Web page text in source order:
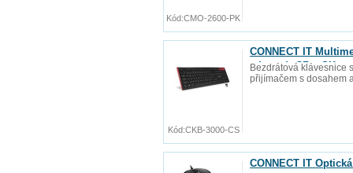
Kód:CMO-2600-PK
CONNECT IT
zdarma), CZ + SK
Bezdrátová klávesnice
přijímačem s dosahem
Kód:CKB-3000-CS
CONNECT IT